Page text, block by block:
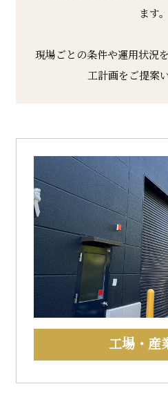
ます。
現場ごとの条件や運用状況
工計画をご提案
工場・産